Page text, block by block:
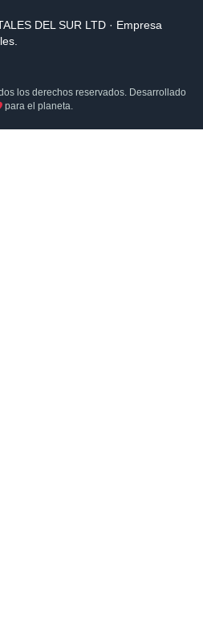
DEL SUR LTD · Empresa
los derechos reservados. Desarrollado
para el planeta.